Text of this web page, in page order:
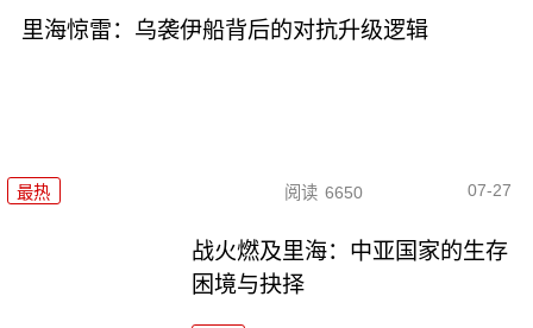
里海惊雷：乌袭伊船背后的对抗升级逻辑
最热 阅读 6650 07-27
战火燃及里海：中亚国家的生存
困境与抉择